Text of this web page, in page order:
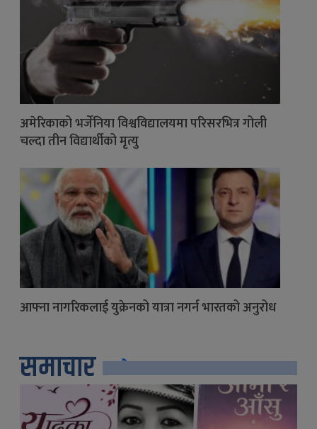
अमेरिकाको भर्जेनिया विश्वविद्यालयमा परिसरभित्र गोली
चल्दा तीन विद्यार्थीको मृत्यु
आफ्ना नागरिकलाई युक्रेनको यात्रा नगर्न भारतको अनुरोध
समाचार सबै